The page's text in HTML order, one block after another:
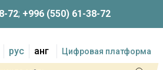
72; +996 (550) 61-38-72
рус анг Цифровая платформа